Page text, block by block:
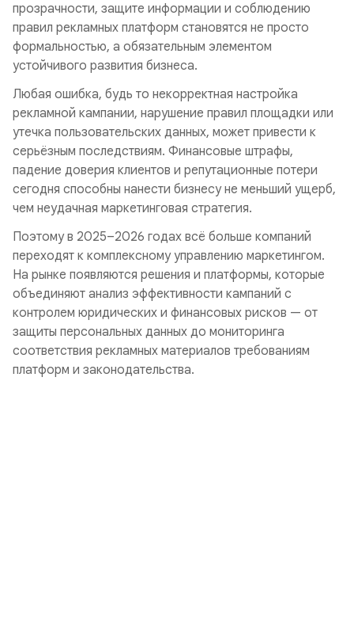
прозрачности, защите информации и соблюдению
правил рекламных платформ становятся не просто
формальностью, а обязательным элементом
устойчивого развития бизнеса.
Любая ошибка, будь то некорректная настройка
рекламной кампании, нарушение правил площадки или
утечка пользовательских данных, может привести к
серьёзным последствиям. Финансовые штрафы,
падение доверия клиентов и репутационные потери
сегодня способны нанести бизнесу не меньший ущерб,
чем неудачная маркетинговая стратегия.
Поэтому в 2025–2026 годах всё больше компаний
переходят к комплексному управлению маркетингом.
На рынке появляются решения и платформы, которые
объединяют анализ эффективности кампаний с
контролем юридических и финансовых рисков — от
защиты персональных данных до мониторинга
соответствия рекламных материалов требованиям
платформ и законодательства.